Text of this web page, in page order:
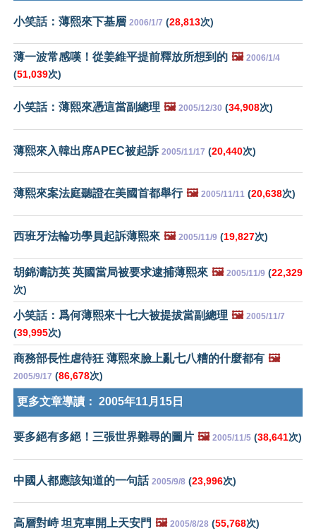
小笑話：薄熙來下基層 2006/1/7 (28,813次)
薄一波常感嘆！從姜維平提前釋放所想到的 🖼️ 2006/1/4
(51,039次)
小笑話：薄熙來憑這當副總理 🖼️ 2005/12/30 (34,908次)
薄熙來入韓出席APEC被起訴 2005/11/17 (20,440次)
薄熙來案法庭聽證在美國首都舉行 🖼️ 2005/11/11 (20,638次)
西班牙法輪功學員起訴薄熙來 🖼️ 2005/11/9 (19,827次)
胡錦濤訪英 英國當局被要求逮捕薄熙來 🖼️ 2005/11/9 (22,329
次)
小笑話：爲何薄熙來十七大被提拔當副總理 🖼️ 2005/11/7
(39,995次)
商務部長性虐待狂 薄熙來臉上亂七八糟的什麼都有 🖼️
2005/9/17 (86,678次)
更多文章導讀： 2005年11月15日
要多絕有多絕！三張世界難尋的圖片 🖼️ 2005/11/5 (38,641次)
中國人都應該知道的一句話 2005/9/8 (23,996次)
高層對峙 坦克車開上天安門 🖼️ 2005/8/28 (55,768次)